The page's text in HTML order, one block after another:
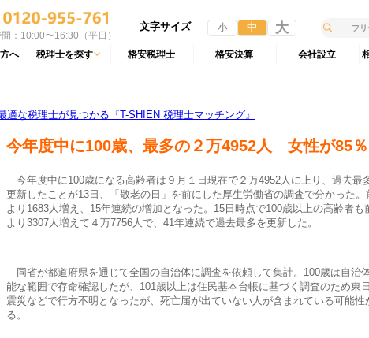
：10:00〜16:30（平日）
文字サイズ 小 中 大
へ 税理士を探す 格安税理士 格安決算 会社設立
適な税理士が見つかる『T-SHIEN 税理士マッチング』
今年度中に100歳、最多の２万4952人 女性が85％
今年度中に100歳になる高齢者は９月１日現在で２万4952人に上り、過去最
更新したことが13日、「敬老の日」を前にした厚生労働省の調査で分かった。
より1683人増え、15年連続の増加となった。15日時点で100歳以上の高齢者も
より3307人増えて４万7756人で、41年連続で過去最多を更新した。
同省が都道府県を通じて全国の自治体に調査を依頼して集計。100歳は自治
能な範囲で存命確認したが、101歳以上は住民基本台帳に基づく調査のため東
震災などで行方不明となったが、死亡届が出ていない人が含まれている可能性
る。